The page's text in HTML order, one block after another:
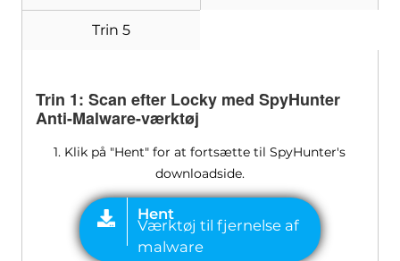
Trin 5
Trin 1: Scan efter Locky med SpyHunter
Anti-Malware-værktøj
1. Klik på "Hent" for at fortsætte til SpyHunter's
downloadside.